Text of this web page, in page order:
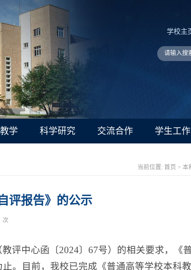
学校主
学 科学研究 交流合作 学生工作
当前位置: 首页 > 本
评报告》的公示
次
评中心函〔2024〕67号）的相关要求，《
。目前，我校已完成《普通高等学校本科